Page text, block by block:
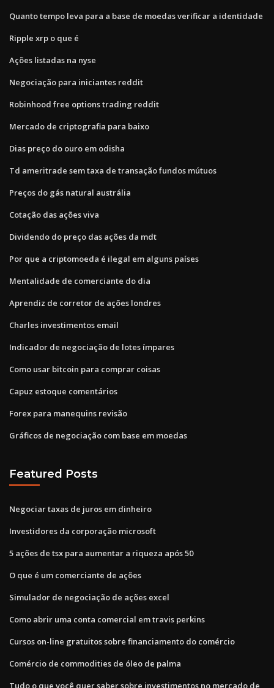
Quanto tempo leva para a base de moedas verificar a identidade
Ripple xrp o que é
Ações listadas na nyse
Negociação para iniciantes reddit
Robinhood free options trading reddit
Mercado de criptografia para baixo
Dias preço do ouro em odisha
Td ameritrade sem taxa de transação fundos mútuos
Preços do gás natural austrália
Cotação das ações viva
Dividendo do preço das ações da mdt
Por que a criptomoeda é ilegal em alguns países
Mentalidade de comerciante do dia
Aprendiz de corretor de ações londres
Charles investimentos email
Indicador de negociação de lotes ímpares
Como usar bitcoin para comprar coisas
Capuz estoque comentários
Forex para manequins revisão
Gráficos de negociação com base em moedas
Featured Posts
Negociar taxas de juros em dinheiro
Investidores da corporação microsoft
5 ações de tsx para aumentar a riqueza após 50
O que é um comerciante de ações
Simulador de negociação de ações excel
Como abrir uma conta comercial em travis perkins
Cursos on-line gratuitos sobre financiamento do comércio
Comércio de commodities de óleo de palma
Tudo o que você quer saber sobre investimentos no mercado de